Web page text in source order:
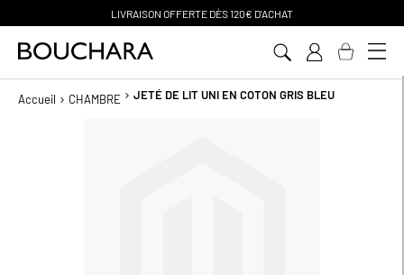
PAIEMENT EN 3 SANS FRAIS
Accueil CHAMBRE JETÉ DE LIT UNI EN COTON GRIS BLEU